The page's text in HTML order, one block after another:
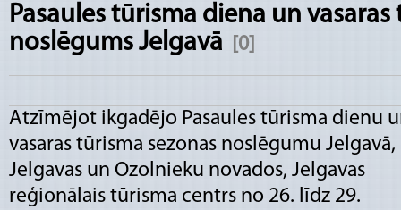
Pasaules tūrisma diena un
noslēgums Jelgavā
[0]
Atzīmējot ikgadējo Pasaules tūrisma dienu
vasaras tūrisma sezonas noslēgumu Jelgavā,
Jelgavas un Ozolnieku novados, Jelgavas
reģionālais tūrisma centrs no 26. līdz 29.